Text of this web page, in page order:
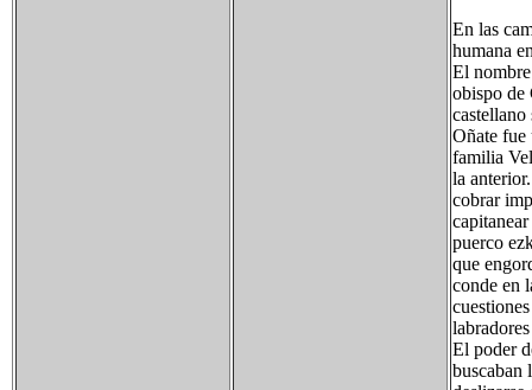
En las
humana
El
obispo de
Oñate fue
familia
la
cobrar
puerco
que
conde en
El poder
buscaban